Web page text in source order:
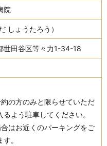
院
しょうたろう）
田谷区等々力1-34-18
の方のみと限らせていただ
よう駐車してください。
はお近くのパーキングをご
。